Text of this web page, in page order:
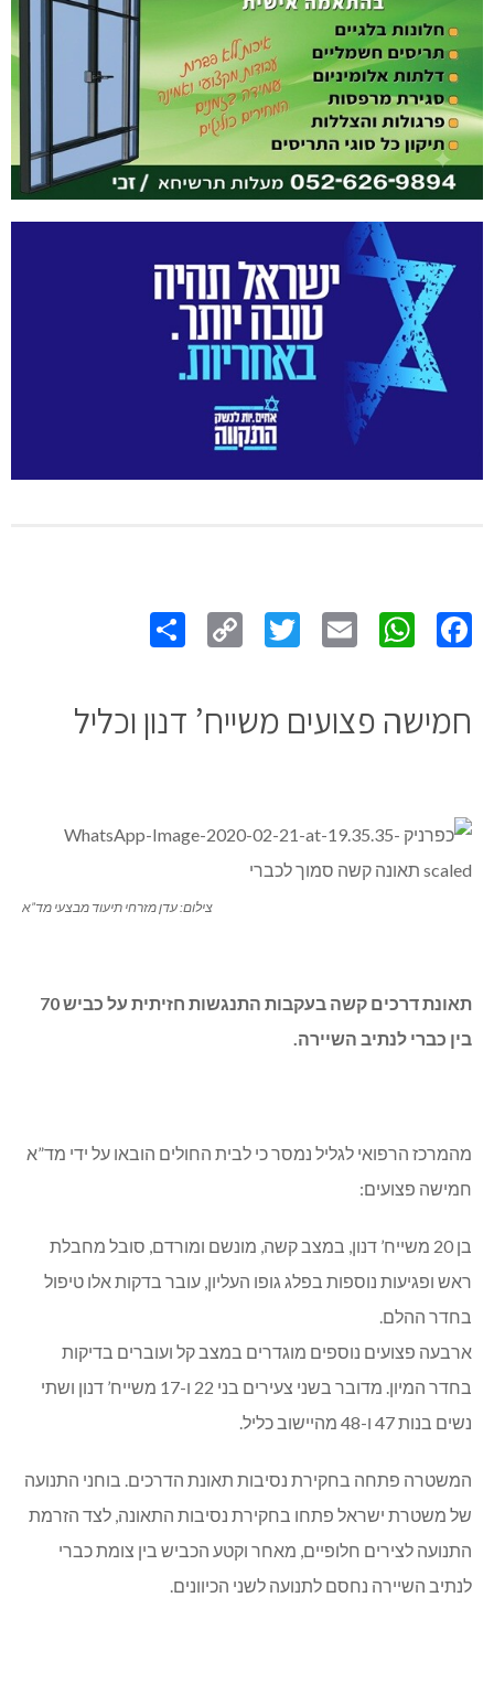
Link
חמישה פצועים משייח’ דנון וכליל
צילום: עדן מזרחי תיעוד מבצעי מד”א
תאונת דרכים קשה בעקבות התנגשות חזיתית על כביש 70
בין כברי לנתיב השיירה.
מהמרכז הרפואי לגליל נמסר כי לבית החולים הובאו על ידי מד”א
חמישה פצועים:
בן 20 משייח’ דנון, במצב קשה, מונשם ומורדם, סובל מחבלת
ראש ופגיעות נוספות בפלג גופו העליון, עובר בדקות אלו טיפול
בחדר ההלם.
ארבעה פצועים נוספים מוגדרים במצב קל ועוברים בדיקות
בחדר המיון. מדובר בשני צעירים בני 22 ו-17 משייח’ דנון ושתי
נשים בנות 47 ו-48 מהיישוב כליל.
המשטרה פתחה בחקירת נסיבות תאונת הדרכים. בוחני התנועה
של משטרת ישראל פתחו בחקירת נסיבות התאונה, לצד הזרמת
התנועה לצירים חלופיים, מאחר וקטע הכביש בין צומת כברי
לנתיב השיירה נחסם לתנועה לשני הכיוונים.